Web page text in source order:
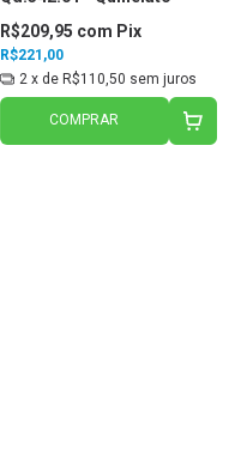
R$221,00
R$209,95 com Pix
2 x de R$110,50 sem juros
COMPRAR